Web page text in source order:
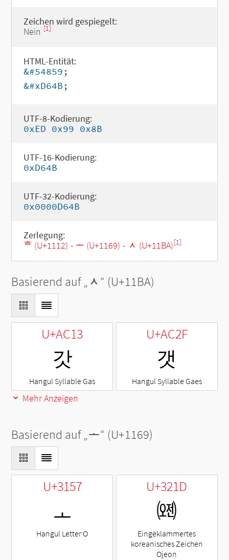
Zeichen wird gespiegelt:
Nein [1]
HTML-Entität:
&#54859;
&#xD64B;
UTF-8-Kodierung:
0xED 0x99 0x8B
UTF-16-Kodierung:
0xD64B
UTF-32-Kodierung:
0x0000D64B
Zerlegung:
ᄒ (U+1112) - ᅩ (U+1169) - ᆺ (U+11BA)[1]
Basierend auf „ᆺ“ (U+11BA)
U+AC13
갓
Hangul Syllable Gas
U+AC2F
갯
Hangul Syllable Gaes
Mehr Anzeigen
Basierend auf „ᅩ“ (U+1169)
U+3157
ㅗ
Hangul Letter O
U+321D
㈝
Eingeklammertes
koreanisches Zeichen
Ojeon